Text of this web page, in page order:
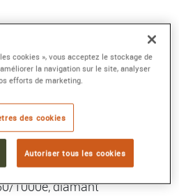
AMOUR FOU
1000e, diamant
cookies », vous acceptez le stockage de
la navigation sur le site, analyser
efforts de marketing.
des cookies
Autoriser tous les cookies